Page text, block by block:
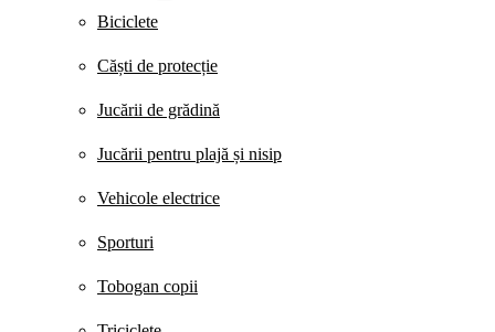
Biciclete
Căști de protecție
Jucării de grădină
Jucării pentru plajă și nisip
Vehicole electrice
Sporturi
Tobogan copii